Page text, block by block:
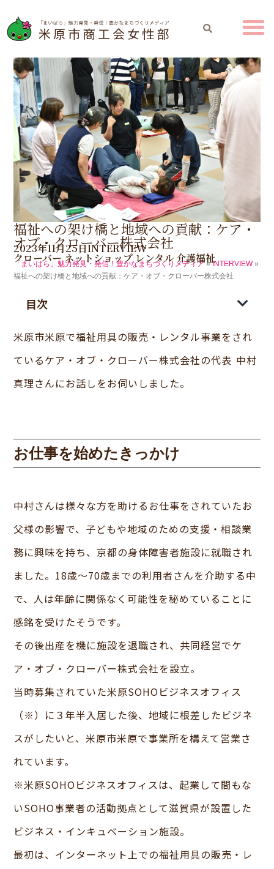
福祉への架け橋と地域への貢献：ケア・
オブ・クローバー株式会社
2023年11月25日INTERVIEW
クローバーネットショップ レンタル介護福祉
「まいばら」魅力発見・発信！豊かなまちづくりメディア » INTERVIEW »
福祉への架け橋と地域への貢献：ケア・オブ・クローバー株式会社
目次
米原市米原で福祉用具の販売・レンタル事業をされ
ているケア・オブ・クローバー株式会社の代表 中村
真理さんにお話しをお伺いしました。
お仕事を始めたきっかけ
中村さんは様々な方を助けるお仕事をされていたお
父様の影響で、子どもや地域のための支援・相談業
務に興味を持ち、京都の身体障害者施設に就職され
ました。18歳～70歳までの利用者さんを介助する中
で、人は年齢に関係なく可能性を秘めていることに
感銘を受けたそうです。
その後出産を機に施設を退職され、共同経営でケ
ア・オブ・クローバー株式会社を設立。
当時募集されていた米原SOHOビジネスオフィス
（※）に３年半入居した後、地域に根差したビジネ
スがしたいと、米原市米原で事業所を構えて営業さ
れています。
※米原SOHOビジネスオフィスは、起業して間もな
いSOHO事業者の活動拠点として滋賀県が設置した
ビジネス・インキュベーション施設。
最初は、インターネット上での福祉用具の販売・レ